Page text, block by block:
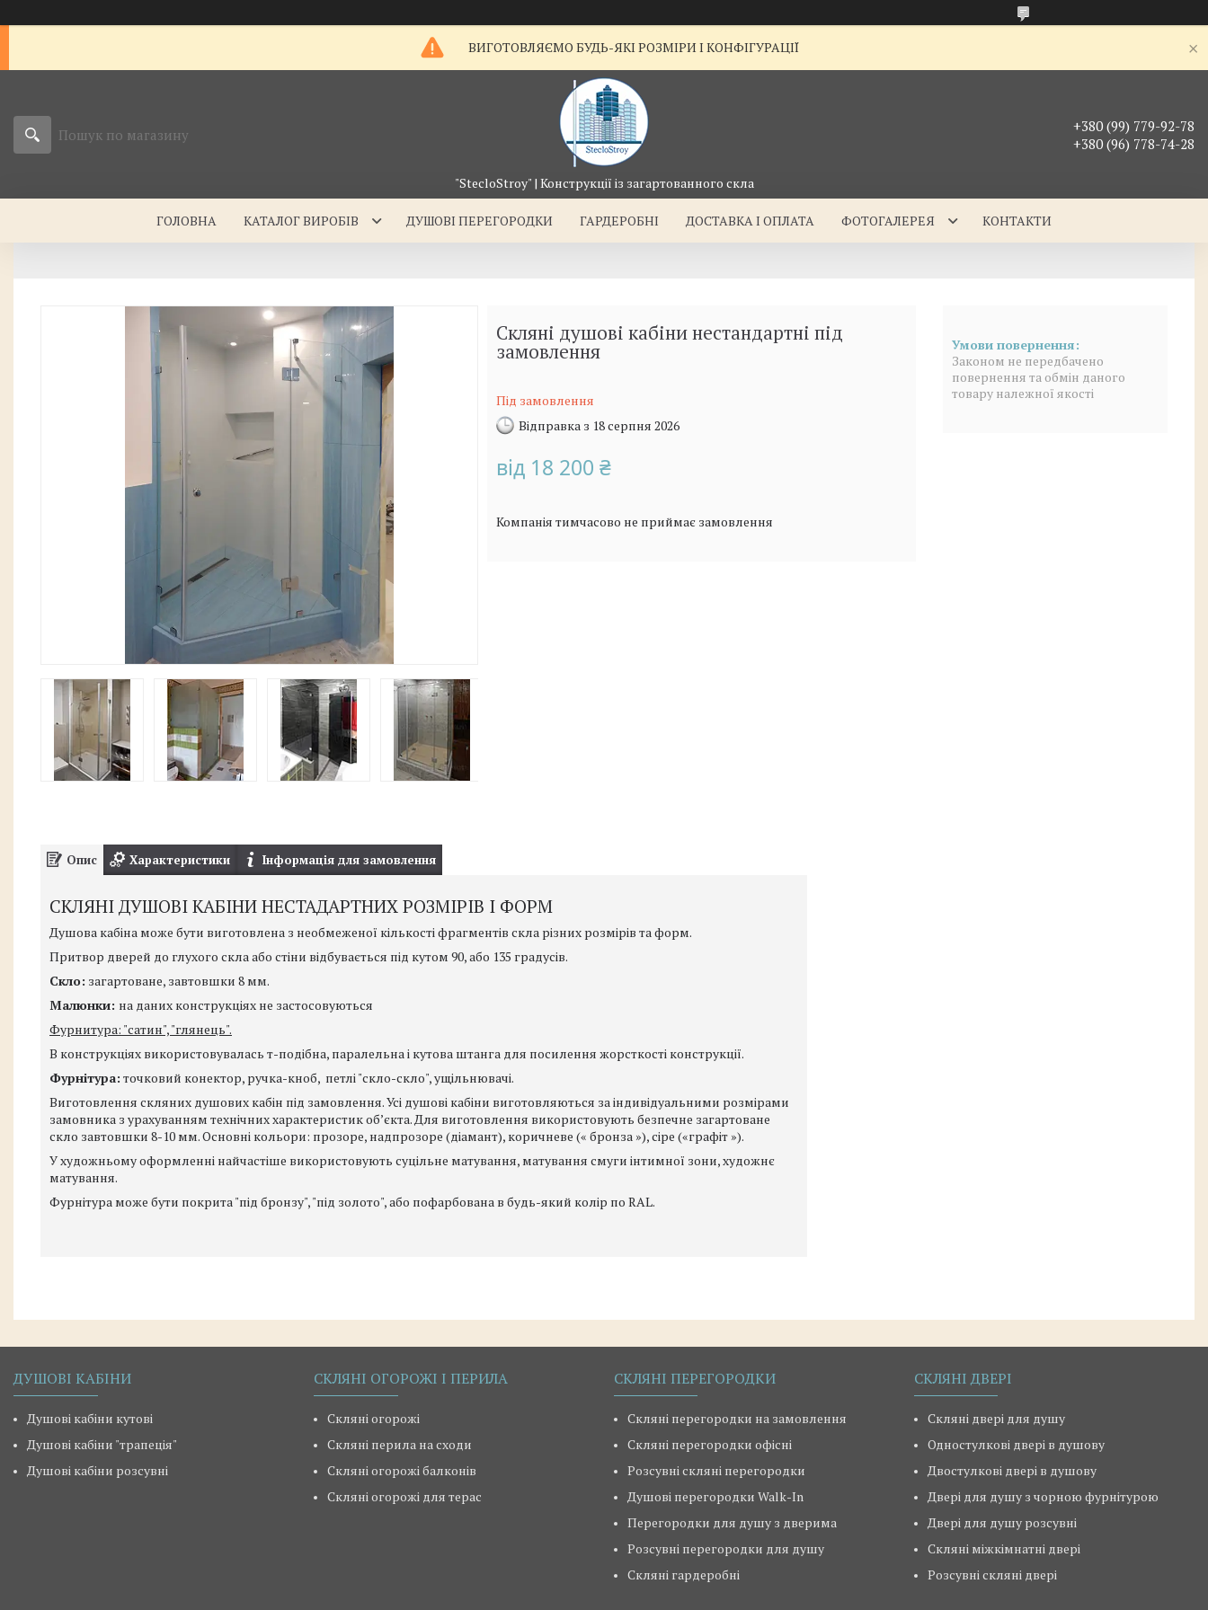
ВИГОТОВЛЯЄМО БУДЬ-ЯКІ РОЗМІРИ І КОНФІГУРАЦІЇ
"StecloStroy" | Конструкції із загартованного скла
+380 (99) 779-92-78
+380 (96) 778-74-28
ГОЛОВНА КАТАЛОГ ВИРОБІВ ДУШОВІ ПЕРЕГОРОДКИ ГАРДЕРОБНІ ДОСТАВКА І ОПЛАТА ФОТОГАЛЕРЕЯ КОНТАКТИ
Скляні душові кабіни нестандартні під
замовлення
Під замовлення
Відправка з 18 серпня 2026
від 18 200 ₴
Компанія тимчасово не приймає замовлення
Законом не передбачено
повернення та обмін даного
товару належної якості
Опис Характеристики Інформація для замовлення
СКЛЯНІ ДУШОВІ КАБІНИ НЕСТАДАРТНИХ РОЗМІРІВ І ФОРМ
Душова кабіна може бути виготовлена з необмеженої кількості фрагментів скла різних розмірів та форм.
Притвор дверей до глухого скла або стіни відбувається під кутом 90, або 135 градусів.
Скло: загартоване, завтовшки 8 мм.
Малюнки: на даних конструкціях не застосовуються
Фурнитура: "сатин", "глянець".
В конструкціях використовувалась т-подібна, паралельна і кутова штанга для посилення жорсткості конструкції.
Фурнітура: точковий конектор, ручка-кноб, петлі "скло-скло", ущільнювачі.
Виготовлення скляних душових кабін під замовлення. Усі душові кабіни виготовляються за індивідуальними розмірами
замовника з урахуванням технічних характеристик об’єкта. Для виготовлення використовують безпечне загартоване
скло завтовшки 8-10 мм. Основні кольори: прозоре, надпрозоре (діамант), коричневе (« бронза »), сіре («графіт »).
У художньому оформленні найчастіше використовують суцільне матування, матування смуги інтимної зони, художнє
матування.
Фурнітура може бути покрита "під бронзу", "під золото", або пофарбована в будь-який колір по RAL.
ДУШОВІ КАБІНИ
Душові кабіни кутові
Душові кабіни "трапеція"
Душові кабіни розсувні
СКЛЯНІ ОГОРОЖІ І ПЕРИЛА
Скляні огорожі
Скляні перила на сходи
Скляні огорожі балконів
Скляні огорожі для терас
СКЛЯНІ ПЕРЕГОРОДКИ
Скляні перегородки на замовлення
Скляні перегородки офісні
Розсувні скляні перегородки
Душові перегородки Walk-In
Перегородки для душу з дверима
Розсувні перегородки для душу
Скляні гардеробні
СКЛЯНІ ДВЕРІ
Скляні двері для душу
Одностулкові двері в душову
Двостулкові двері в душову
Двері для душу з чорною фурнітурою
Двері для душу розсувні
Скляні міжкімнатні двері
Розсувні скляні двері